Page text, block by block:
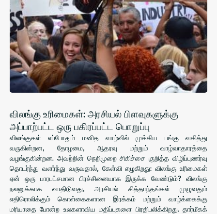
விலங்கு உரிமைகள்: அரசியல் பிளவுகளுக்கு
அப்பாற்பட்ட ஒரு பகிரப்பட்ட பொறுப்பு
விலங்குகள் எப்போதும் மனித வாழ்வில் முக்கிய பங்கு வகித்து
வருகின்றன, தோழமை, ஆதரவு மற்றும் வாழ்வாதாரத்தை
வழங்குகின்றன. அவற்றின் நெறிமுறை சிகிச்சை குறித்த விழிப்புணர்வு
தொடர்ந்து வளர்ந்து வருவதால், கேள்வி எழுகிறது: விலங்கு உரிமைகள்
ஏன் ஒரு பாரபட்சமான பிரச்சினையாக இருக்க வேண்டும்? விலங்கு
நலனுக்காக வாதிடுவது, அரசியல் சித்தாந்தங்கள் முழுவதும்
எதிரொலிக்கும் கொள்கைகளான இரக்கம் மற்றும் வாழ்க்கைக்கு
மரியாதை போன்ற உலகளாவிய மதிப்புகளை பிரதிபலிக்கிறது. தார்மீகக்